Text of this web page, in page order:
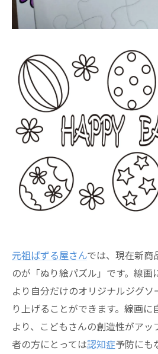
元祖ぱずる屋さんでは、現在新商
のが「ぬり絵パズル」です。線画
より自分だけのオリジナルジグ
り上げることができます。線画
より、こどもさんの創造性がアッ
者の方にとっては認知症予防にも